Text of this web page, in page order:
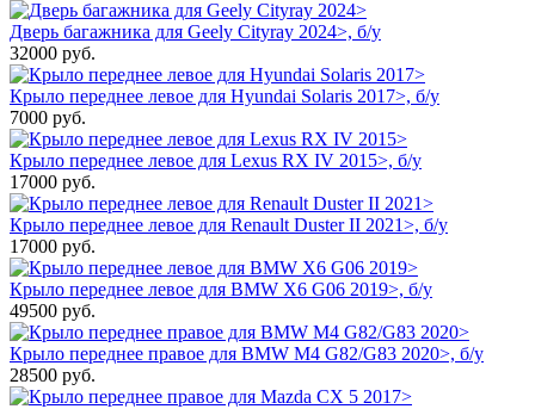
Дверь багажника для Geely Cityray 2024>, б/у
32000 руб.
Крыло переднее левое для Hyundai Solaris 2017>, б/у
7000 руб.
Крыло переднее левое для Lexus RX IV 2015>, б/у
17000 руб.
Крыло переднее левое для Renault Duster II 2021>, б/у
17000 руб.
Крыло переднее левое для BMW X6 G06 2019>, б/у
49500 руб.
Крыло переднее правое для BMW M4 G82/G83 2020>, б/у
28500 руб.